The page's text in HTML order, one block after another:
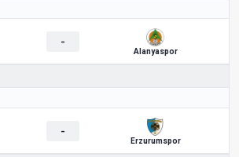
-
Alanyaspor
-
Erzurumspor